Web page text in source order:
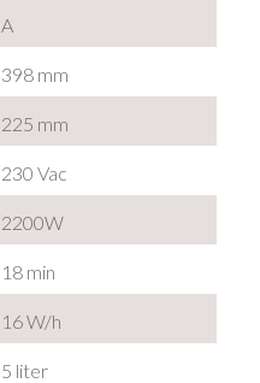
A
398 mm
225 mm
230 Vac
2200W
18 min
16 W/h
5 liter